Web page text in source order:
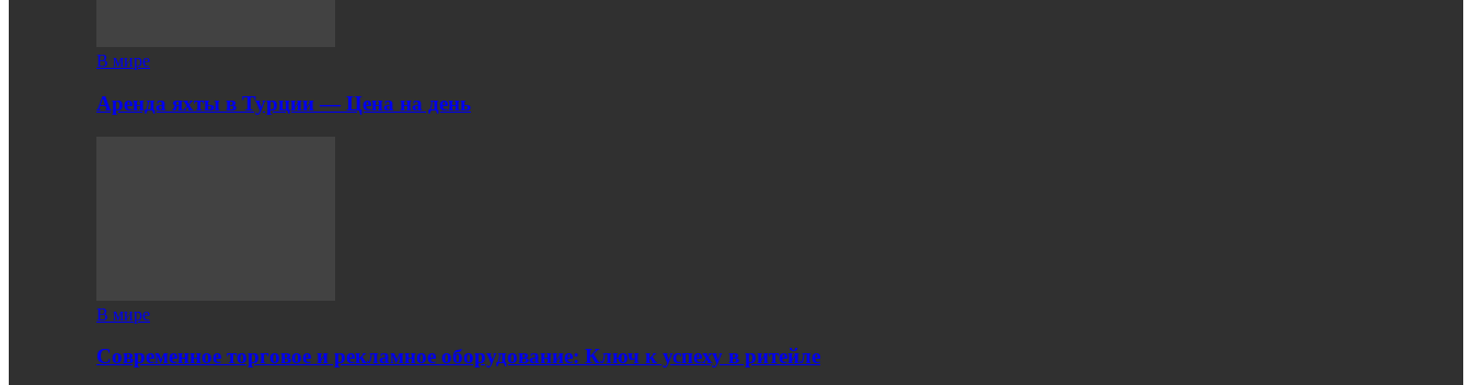
В мире
Аренда яхты в Турции — Цена на день
В мире
Современное торговое и рекламное оборудование: Ключ к успеху в ритейле